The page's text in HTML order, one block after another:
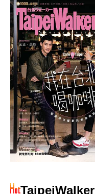
TaipeiWalker